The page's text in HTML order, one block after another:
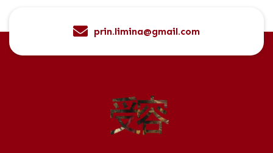
prin.limina@gmail.com